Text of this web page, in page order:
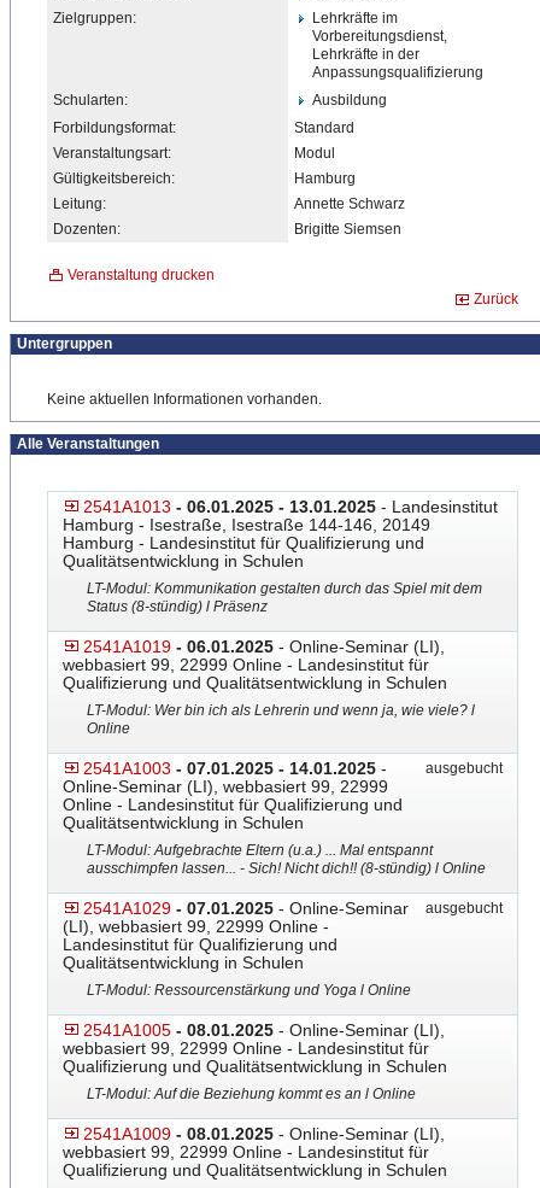
Zielgruppen:
Lehrkräfte im
Vorbereitungsdienst,
Lehrkräfte in der
Anpassungsqualifizierung
Schularten:
Ausbildung
Forbildungsformat:
Standard
Veranstaltungsart:
Modul
Gültigkeitsbereich:
Hamburg
Leitung:
Annette Schwarz
Dozenten:
Brigitte Siemsen
Veranstaltung drucken
Zurück
Untergruppen
Keine aktuellen Informationen vorhanden.
Alle Veranstaltungen
2541A1013 - 06.01.2025 - 13.01.2025 - Landesinstitut
Hamburg - Isestraße, Isestraße 144-146, 20149
Hamburg - Landesinstitut für Qualifizierung und
Qualitätsentwicklung in Schulen
LT-Modul: Kommunikation gestalten durch das Spiel mit dem
Status (8-stündig) l Präsenz
2541A1019 - 06.01.2025 - Online-Seminar (LI),
webbasiert 99, 22999 Online - Landesinstitut für
Qualifizierung und Qualitätsentwicklung in Schulen
LT-Modul: Wer bin ich als Lehrerin und wenn ja, wie viele? l
Online
2541A1003 - 07.01.2025 - 14.01.2025 -
Online-Seminar (LI), webbasiert 99, 22999
Online - Landesinstitut für Qualifizierung und
Qualitätsentwicklung in Schulen
ausgebucht
LT-Modul: Aufgebrachte Eltern (u.a.) ... Mal entspannt
ausschimpfen lassen... - Sich! Nicht dich!! (8-stündig) l Online
2541A1029 - 07.01.2025 - Online-Seminar
(LI), webbasiert 99, 22999 Online -
Landesinstitut für Qualifizierung und
Qualitätsentwicklung in Schulen
ausgebucht
LT-Modul: Ressourcenstärkung und Yoga l Online
2541A1005 - 08.01.2025 - Online-Seminar (LI),
webbasiert 99, 22999 Online - Landesinstitut für
Qualifizierung und Qualitätsentwicklung in Schulen
LT-Modul: Auf die Beziehung kommt es an l Online
2541A1009 - 08.01.2025 - Online-Seminar (LI),
webbasiert 99, 22999 Online - Landesinstitut für
Qualifizierung und Qualitätsentwicklung in Schulen